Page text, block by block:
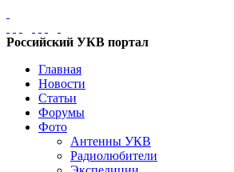
Российский УКВ портал
Главная
Новости
Статьи
Форумы
Фото
Антенны УКВ
Радиолюбители